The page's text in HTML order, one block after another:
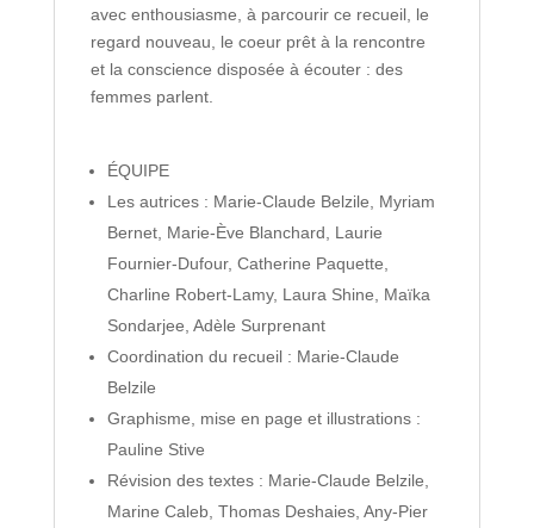
avec enthousiasme, à parcourir ce recueil, le
regard nouveau, le coeur prêt à la rencontre
et la conscience disposée à écouter : des
femmes parlent.
ÉQUIPE
Les autrices : Marie-Claude Belzile, Myriam
Bernet, Marie-Ève Blanchard, Laurie
Fournier-Dufour, Catherine Paquette,
Charline Robert-Lamy, Laura Shine, Maïka
Sondarjee, Adèle Surprenant
Coordination du recueil : Marie-Claude
Belzile
Graphisme, mise en page et illustrations :
Pauline Stive
Révision des textes : Marie-Claude Belzile,
Marine Caleb, Thomas Deshaies, Any-Pier